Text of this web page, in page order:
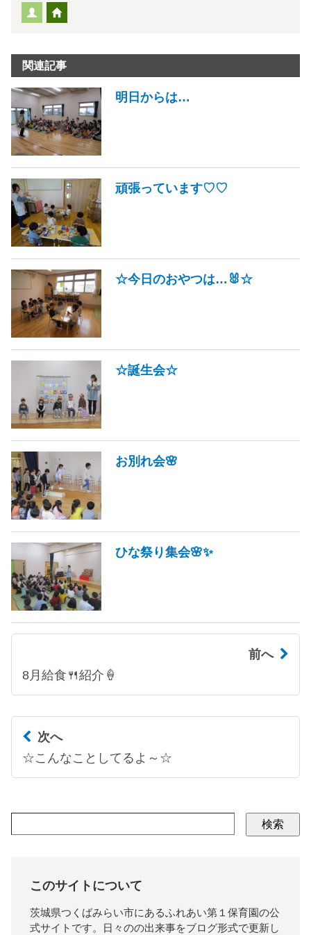
関連記事
明日からは…
頑張っています♡♡
☆今日のおやつは…🐰☆
☆誕生会☆
お別れ会🌸
ひな祭り集会🌸✨
前へ
8月給食🍴紹介🍦
次へ
☆こんなことしてるよ～☆
検索
このサイトについて
茨城県つくばみらい市にあるふれあい第１保育園の公
式サイトです。日々のの出来事をブログ形式で更新し